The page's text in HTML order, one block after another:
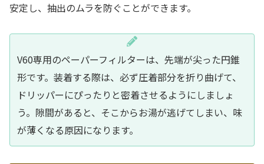
安定し、抽出のムラを防ぐことができます。
V60専用のペーパーフィルターは、先端が尖った円錐
形です。装着する際は、必ず圧着部分を折り曲げて、
ドリッパーにぴったりと密着させるようにしましょ
う。隙間があると、そこからお湯が逃げてしまい、味
が薄くなる原因になります。